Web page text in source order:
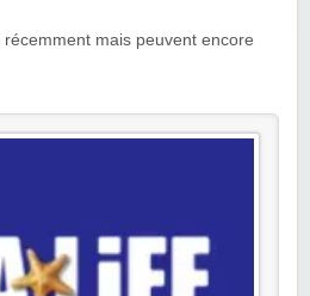
mais peuvent encore